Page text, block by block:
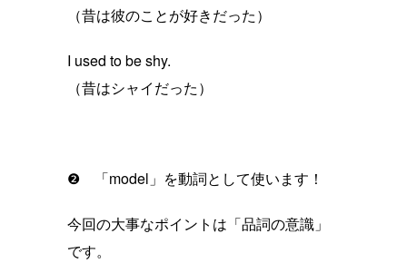
（昔は彼のことが好きだった）
I used to be shy.
（昔はシャイだった）
❷ 「model」を動詞として使います！
今回の大事なポイントは「品詞の意識」
です。